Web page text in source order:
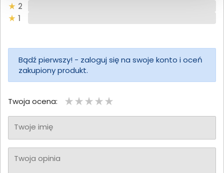
2
1
Bądź pierwszy! - zaloguj się na swoje konto i oceń
zakupiony produkt.
Twoja ocena:
Twoje imię
Twoja opinia